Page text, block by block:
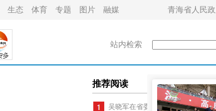
生态 体育 专题 图片 融媒 青海省人民政
站内检索
推荐阅读
吴晓军在省委学习教育工作专班调